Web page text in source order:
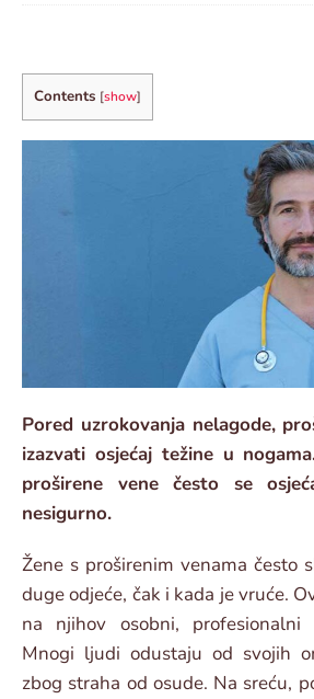
Contents [show]
Pored uzrokovanja nelagode,
izazvati osjećaj težine u
proširene vene često se
nesigurno.
Žene s proširenim venama često
duge odjeće, čak i kada je vruće.
na njihov osobni,
Mnogi ljudi odustaju od svojih
zbog straha od osude. Na sreću,